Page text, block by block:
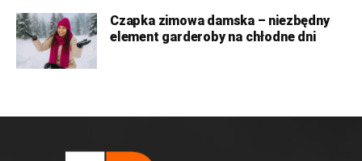
Czapka zimowa damska – niezbędny
element garderoby na chłodne dni